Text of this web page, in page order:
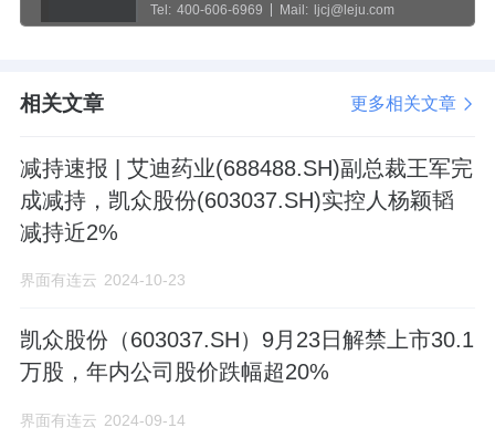
Tel: 400-606-6969 Mail: ljcj@leju.com
相关文章 更多相关文章
减持速报 | 艾迪药业(688488.SH)副总裁王军完
成减持，凯众股份(603037.SH)实控人杨颖韬
减持近2%
界面有连云 2024-10-23
凯众股份（603037.SH）9月23日解禁上市30.1
万股，年内公司股价跌幅超20%
界面有连云 2024-09-14